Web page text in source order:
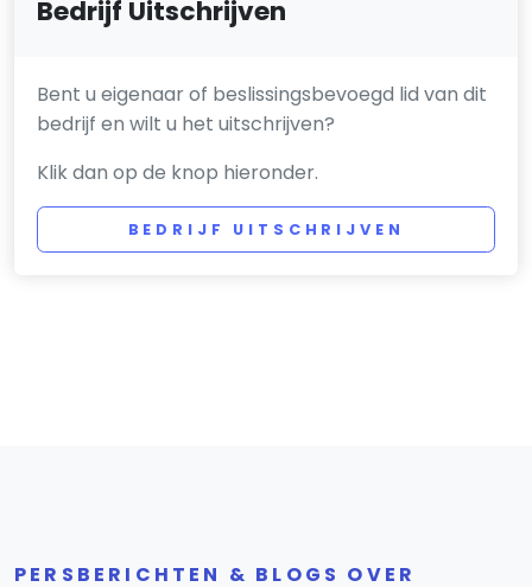
Bedrijf Uitschrijven
Bent u eigenaar of beslissingsbevoegd lid van dit
bedrijf en wilt u het uitschrijven?
Klik dan op de knop hieronder.
BEDRIJF UITSCHRIJVEN
PERSBERICHTEN & BLOGS OVER